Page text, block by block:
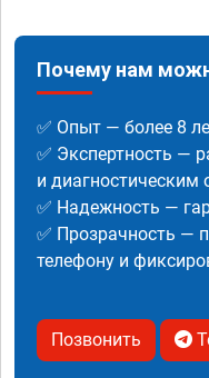
Почему нам
✅ Опыт — более 8
✅ Экспертность —
и диагностическим
✅ Надежность —
✅ Прозрачность —
телефону и
Позвонить